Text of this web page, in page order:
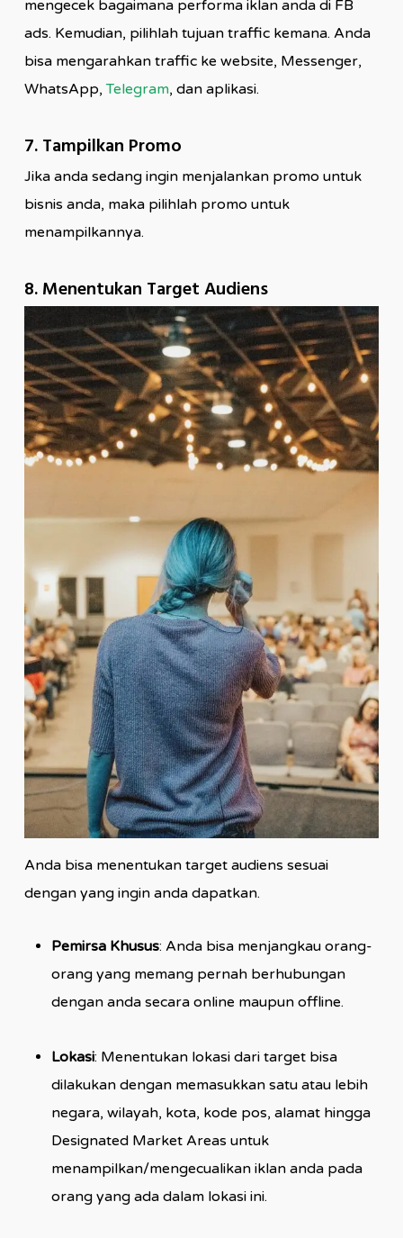
mengecek bagaimana performa iklan anda di FB
ads. Kemudian, pilihlah tujuan traffic kemana. Anda
bisa mengarahkan traffic ke website, Messenger,
WhatsApp,Telegram, dan aplikasi.
7. Tampilkan Promo
Jika anda sedang ingin menjalankan promo untuk
bisnis anda, maka pilihlah promo untuk
menampilkannya.
8. Menentukan Target Audiens
Anda bisa menentukan target audiens sesuai
dengan yang ingin anda dapatkan.
Pemirsa Khusus: Anda bisa menjangkau orang-
orang yang memang pernah berhubungan
dengan anda secara online maupun offline.
Lokasi: Menentukan lokasi dari target bisa
dilakukan dengan memasukkan satu atau lebih
negara, wilayah, kota, kode pos, alamat hingga
Designated Market Areas untuk
menampilkan/mengecualikan iklan anda pada
orang yang ada dalam lokasi ini.